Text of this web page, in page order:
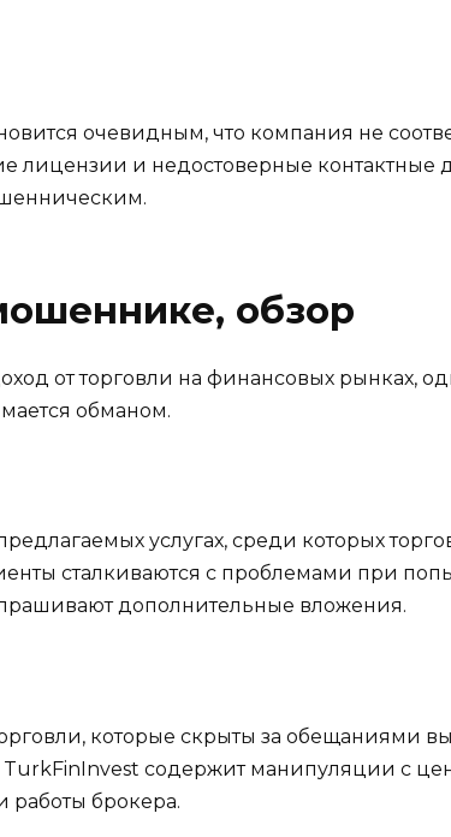
очевидным, что компания не
лицензии и недостоверные контактные
обзор
от торговли на финансовых рынках,
обманом.
услугах, среди которых
сталкиваются с проблемами при
дополнительные вложения.
которые скрыты за обещаниями
содержит манипуляции с
работы брокера.